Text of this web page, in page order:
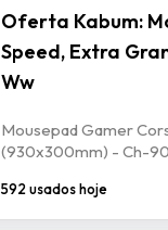
Oferta Kabum:
Speed, Extra
Ww
Mousepad Gamer
(930x300mm) - Ch-
592 usados hoje